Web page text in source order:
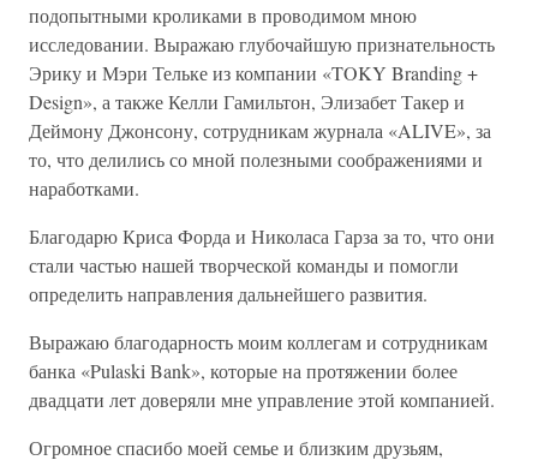
подопытными кроликами в проводимом мною
исследовании. Выражаю глубочайшую признательность
Эрику и Мэри Тельке из компании «TOKY Branding +
Design», а также Келли Гамильтон, Элизабет Такер и
Деймону Джонсону, сотрудникам журнала «ALIVE», за
то, что делились со мной полезными соображениями и
наработками.
Благодарю Криса Форда и Николаса Гарза за то, что они
стали частью нашей творческой команды и помогли
определить направления дальнейшего развития.
Выражаю благодарность моим коллегам и сотрудникам
банка «Pulaski Bank», которые на протяжении более
двадцати лет доверяли мне управление этой компанией.
Огромное спасибо моей семье и близким друзьям,